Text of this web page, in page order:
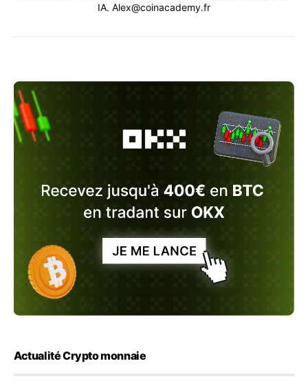
IA. Alex@coinacademy.fr
Actualité Crypto monnaie